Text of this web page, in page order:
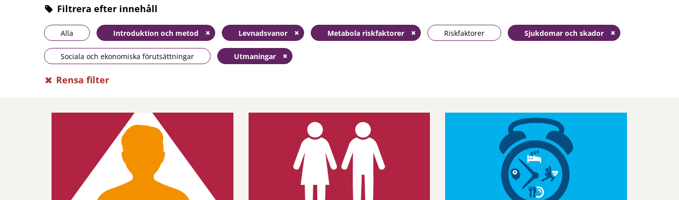
Filtrera efter innehåll
Alla Introduktion och metod Levnadsvanor Metabola riskfaktorer Riskfaktorer Sjukdomar och skador
Sociala och ekonomiska förutsättningar Utmaningar
Rensa filter